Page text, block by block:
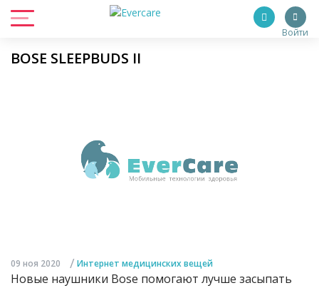
Войти
BOSE SLEEPBUDS II
09 ноя 2020 / Интернет медицинских вещей
Новые наушники Bose помогают лучше засыпать